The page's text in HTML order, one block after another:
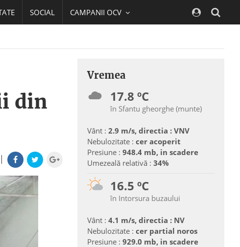
SOCIAL CAMPANII OCV
din
|
Vremea
17.8 ºC
în Sfantu gheorghe (munte)
Vânt : 2.9 m/s, directia : VNV
Nebulozitate : cer acoperit
Presiune : 948.4 mb, in scadere
Umezeală relativă : 34%
16.5 ºC
în Intorsura buzaului
Vânt : 4.1 m/s, directia : NV
Nebulozitate : cer partial noros
Presiune : 929.0 mb, in scadere